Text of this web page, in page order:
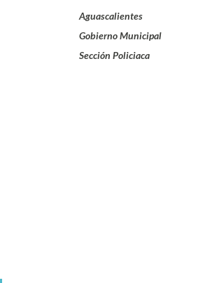
Aguascalientes
Gobierno Municipal
Sección Policiaca